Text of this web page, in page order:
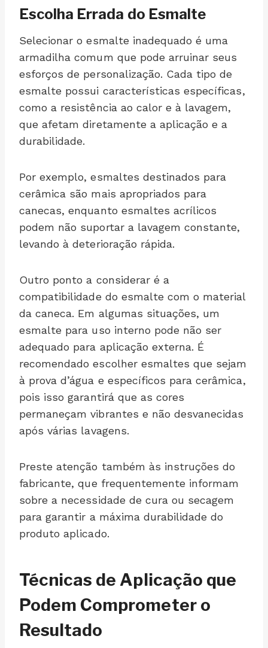
Escolha Errada do Esmalte
Selecionar o esmalte inadequado é uma
armadilha comum que pode arruinar seus
esforços de personalização. Cada tipo de
esmalte possui características específicas,
como a resistência ao calor e à lavagem,
que afetam diretamente a aplicação e a
durabilidade.
Por exemplo, esmaltes destinados para
cerâmica são mais apropriados para
canecas, enquanto esmaltes acrílicos
podem não suportar a lavagem constante,
levando à deterioração rápida.
Outro ponto a considerar é a
compatibilidade do esmalte com o material
da caneca. Em algumas situações, um
esmalte para uso interno pode não ser
adequado para aplicação externa. É
recomendado escolher esmaltes que sejam
à prova d’água e específicos para cerâmica,
pois isso garantirá que as cores
permaneçam vibrantes e não desvanecidas
após várias lavagens.
Preste atenção também às instruções do
fabricante, que frequentemente informam
sobre a necessidade de cura ou secagem
para garantir a máxima durabilidade do
produto aplicado.
Técnicas de Aplicação que
Podem Comprometer o
Resultado